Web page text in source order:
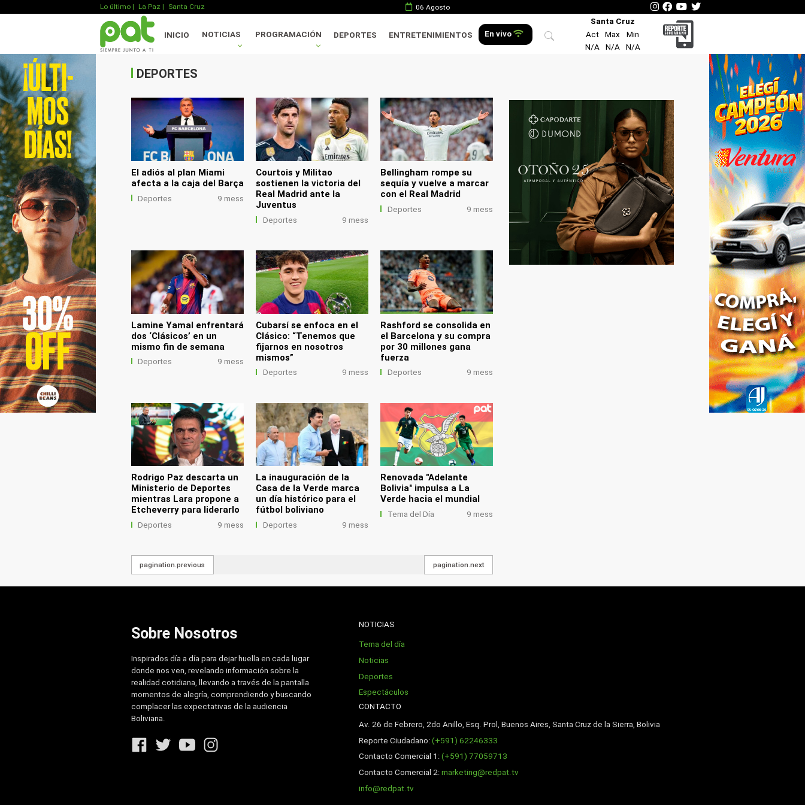
Lo último | La Paz | Santa Cruz 06 Agosto
INICIO NOTICIAS PROGRAMACIÓN DEPORTES ENTRETENIMIENTOS En vivo
Santa Cruz
Act
Max
Min
N/A
N/A N/A
DEPORTES
.
El adiós al plan Miami
afecta a la caja del Barça
Deportes 9 mess
Courtois y Militao
sostienen la victoria del
Real Madrid ante la
Juventus
Deportes 9 mess
Bellingham rompe su
sequía y vuelve a marcar
con el Real Madrid
Deportes 9 mess
Lamine Yamal enfrentará
dos ‘Clásicos’ en un
mismo fin de semana
Deportes 9 mess
Cubarsí se enfoca en el
Clásico: “Tenemos que
fijarnos en nosotros
mismos”
Deportes 9 mess
Rashford se consolida en
el Barcelona y su compra
por 30 millones gana
fuerza
Deportes 9 mess
Rodrigo Paz descarta un
Ministerio de Deportes
mientras Lara propone a
Etcheverry para liderarlo
Deportes 9 mess
La inauguración de la
Casa de la Verde marca
un día histórico para el
fútbol boliviano
Deportes 9 mess
Renovada "Adelante
Bolivia" impulsa a La
Verde hacia el mundial
Tema del Día 9 mess
pagination.previous pagination.next
Sobre Nosotros
Inspirados día a día para dejar huella en cada lugar
donde nos ven, revelando información sobre la
realidad cotidiana, llevando a través de la pantalla
momentos de alegría, comprendiendo y buscando
complacer las expectativas de la audiencia
Boliviana.
NOTICIAS
Tema del día
Noticias
Deportes
Espectáculos
CONTACTO
Av. 26 de Febrero, 2do Anillo, Esq. Prol, Buenos Aires, Santa Cruz de la Sierra, Bolivia
Reporte Ciudadano:(+591) 62246333
Contacto Comercial 1:(+591) 77059713
Contacto Comercial 2:marketing@redpat.tv
info@redpat.tv